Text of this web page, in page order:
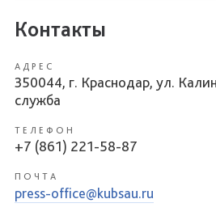
Контакты
АДРЕС
350044, г. Краснодар, ул.
служба
ТЕЛЕФОН
+7 (861) 221-58-87
ПОЧТА
press-office@kubsau.ru